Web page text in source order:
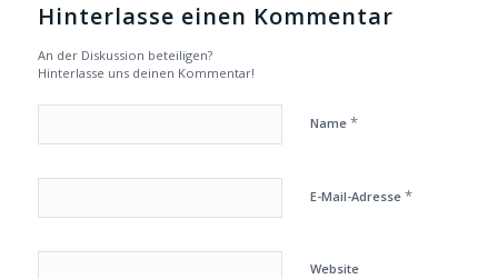
Hinterlasse einen Kommentar
An der Diskussion beteiligen?
Hinterlasse uns deinen Kommentar!
Name *
E-Mail-Adresse *
Website